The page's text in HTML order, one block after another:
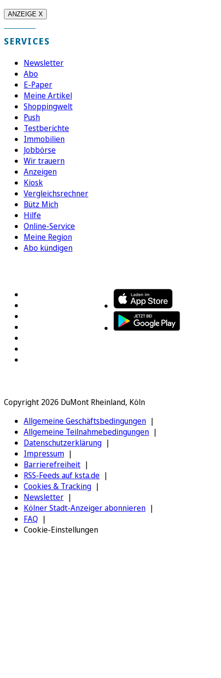
ANZEIGE X
SERVICES
Newsletter
Abo
E-Paper
Meine Artikel
Shoppingwelt
Push
Testberichte
Immobilien
Jobbörse
Wir trauern
Anzeigen
Kiosk
Vergleichsrechner
Bütz Mich
Hilfe
Online-Service
Meine Region
Abo kündigen
Copyright 2026 DuMont Rheinland, Köln
Allgemeine Geschäftsbedingungen
Allgemeine Teilnahmebedingungen
Datenschutzerklärung
Impressum
Barrierefreiheit
RSS-Feeds auf ksta.de
Cookies & Tracking
Newsletter
Kölner Stadt-Anzeiger abonnieren
FAQ
Cookie-Einstellungen